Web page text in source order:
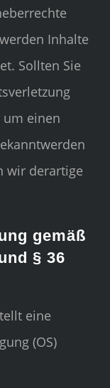
Inhalte
Sollten Sie
einen
wir derartige
gemäß
§ 36
eine
(OS)